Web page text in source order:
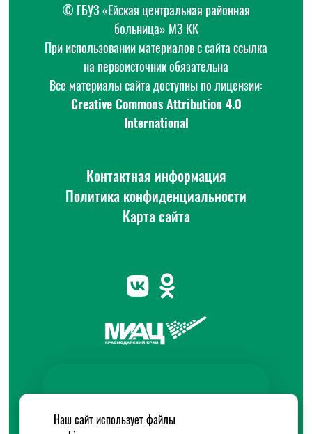
© ГБУЗ «Ейская центральная районная
больница» МЗ КК
При использовании материалов с сайта ссылка
на первоисточник обязательна
Все материалы сайта доступны по лицензии:
Creative Commons Attribution 4.0
International
Контактная информация
Политика конфиденциальности
Карта сайта
Наш сайт использует файлы